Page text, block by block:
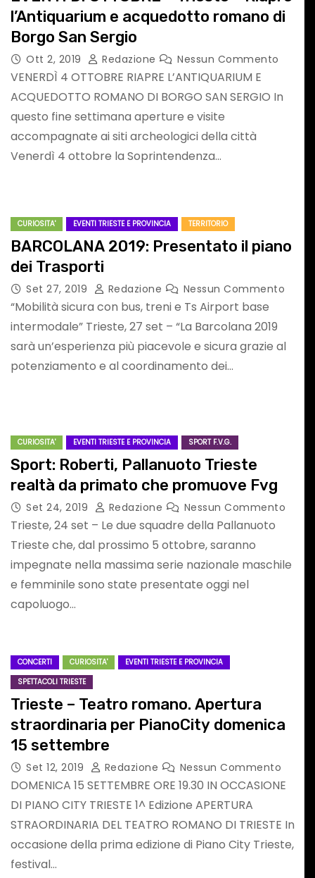
l’Antiquarium e acquedotto romano di
Borgo San Sergio
Ott 2, 2019 Redazione Nessun Commento
VENERDÌ 4 OTTOBRE RIAPRE L’ANTIQUARIUM E
ACQUEDOTTO ROMANO DI BORGO SAN SERGIO In
questo fine settimana aperture e visite
accompagnate ai siti archeologici della città
Venerdì 4 ottobre la Soprintendenza…
CURIOSITA' EVENTI TRIESTE E PROVINCIA TERRITORIO
BARCOLANA 2019: Presentato il piano
dei Trasporti
Set 27, 2019 Redazione Nessun Commento
“Mobilità sicura con bus, treni e Ts Airport base
intermodale” Trieste, 27 set – “La Barcolana 2019
sarà un’esperienza più piacevole e sicura grazie al
potenziamento e al coordinamento dei…
CURIOSITA' EVENTI TRIESTE E PROVINCIA SPORT F.V.G.
Sport: Roberti, Pallanuoto Trieste
realtà da primato che promuove Fvg
Set 24, 2019 Redazione Nessun Commento
Trieste, 24 set – Le due squadre della Pallanuoto
Trieste che, dal prossimo 5 ottobre, saranno
impegnate nella massima serie nazionale maschile
e femminile sono state presentate oggi nel
capoluogo…
CONCERTI CURIOSITA'
EVENTI TRIESTE E PROVINCIA
SPETTACOLI TRIESTE
Trieste – Teatro romano. Apertura
straordinaria per PianoCity domenica
15 settembre
Set 12, 2019 Redazione Nessun Commento
DOMENICA 15 SETTEMBRE ORE 19.30 IN OCCASIONE
DI PIANO CITY TRIESTE 1^ Edizione APERTURA
STRAORDINARIA DEL TEATRO ROMANO DI TRIESTE In
occasione della prima edizione di Piano City Trieste,
festival…
DOLOMITI
BLUES&SOUL
FESTIVAL 2026:UN
TRAGUARDO
STORICO PER LA
LE CIME
PATRIMONIO
UNESCO
Ago 7, 2026 Redazione
CULTURA & LIBRI IL RIFUGIO DEI LETTORI
E’ uscito il nuovo
libro “Luce che
resta – Ti cerco nei
giorni” di Angela
Ragozzino, medico
Ago 7, 2026 Redazione
Nessun